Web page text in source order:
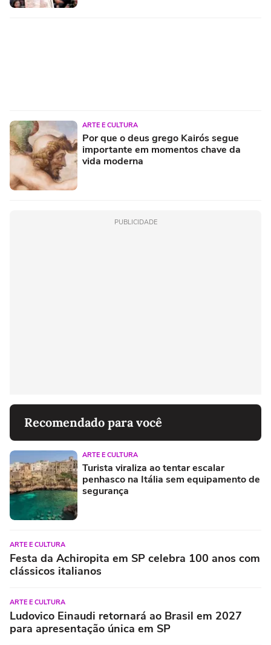
ARTE E CULTURA
Por que o deus grego Kairós segue
importante em momentos chave da
vida moderna
PUBLICIDADE
Recomendado para você
ARTE E CULTURA
Turista viraliza ao tentar escalar
penhasco na Itália sem equipamento de
segurança
ARTE E CULTURA
Festa da Achiropita em SP celebra 100 anos com
clássicos italianos
ARTE E CULTURA
Ludovico Einaudi retornará ao Brasil em 2027
para apresentação única em SP